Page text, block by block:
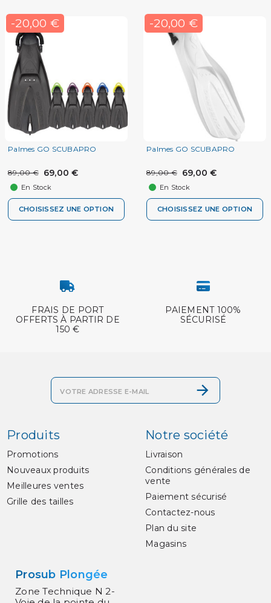
-20,00 €
Palmes GO SCUBAPRO
89,00 € 69,00 €
En Stock
CHOISISSEZ UNE OPTION
-20,00 €
Palmes GO SCUBAPRO
89,00 € 69,00 €
En Stock
CHOISISSEZ UNE OPTION
FRAIS DE PORT
OFFERTS À PARTIR DE
150 €
PAIEMENT 100%
SÉCURISÉ
Produits
Promotions
Nouveaux produits
Meilleures ventes
Grille des tailles
Notre société
Livraison
Conditions générales de
vente
Paiement sécurisé
Contactez-nous
Plan du site
Magasins
Prosub Plongée
Zone Technique N 2-